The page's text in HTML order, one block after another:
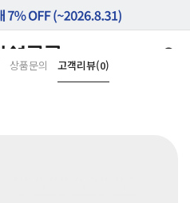
상품문의 고객리뷰(0)